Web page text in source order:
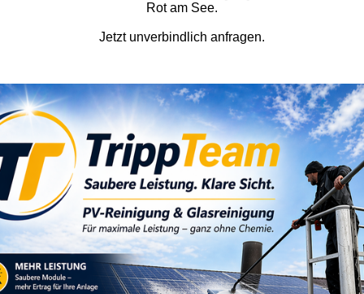
Rot am See.
Jetzt unverbindlich anfragen.